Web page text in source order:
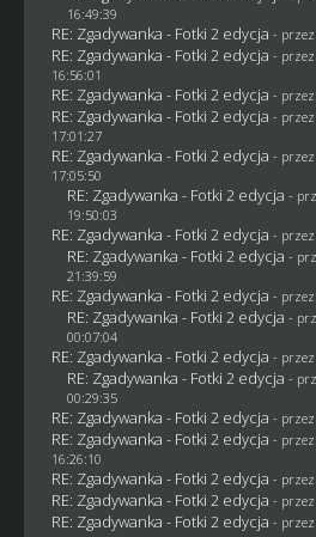
16:49:39
RE: Zgadywanka - Fotki 2 edycja - przez
RE: Zgadywanka - Fotki 2 edycja - przez
16:56:01
RE: Zgadywanka - Fotki 2 edycja - przez
RE: Zgadywanka - Fotki 2 edycja - przez
17:01:27
RE: Zgadywanka - Fotki 2 edycja - przez
17:05:50
RE: Zgadywanka - Fotki 2 edycja -
19:50:03
RE: Zgadywanka - Fotki 2 edycja - przez
RE: Zgadywanka - Fotki 2 edycja -
21:39:59
RE: Zgadywanka - Fotki 2 edycja - przez
RE: Zgadywanka - Fotki 2 edycja -
00:07:04
RE: Zgadywanka - Fotki 2 edycja - przez
RE: Zgadywanka - Fotki 2 edycja -
00:29:35
RE: Zgadywanka - Fotki 2 edycja - przez
RE: Zgadywanka - Fotki 2 edycja - przez
16:26:10
RE: Zgadywanka - Fotki 2 edycja - przez
RE: Zgadywanka - Fotki 2 edycja - przez
RE: Zgadywanka - Fotki 2 edycja - przez